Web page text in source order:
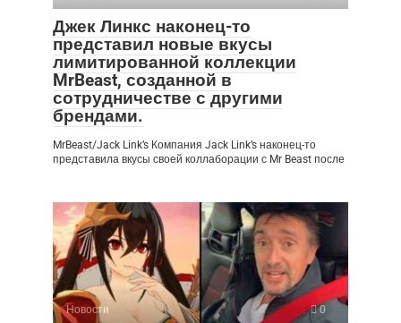
Джек Линкс наконец-то
представил новые вкусы
лимитированной коллекции
MrBeast, созданной в
сотрудничестве с другими
брендами.
MrBeast/Jack Link’s Компания Jack Link’s наконец-то
представила вкусы своей коллаборации с Mr Beast после
Новости 0